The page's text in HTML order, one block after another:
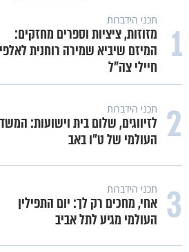
1 תכני הידברות
מזוזות, ציציות וספרים מחזקים:
המיזם שיביא שמירה רוחנית לאלפי
חיילי צה"ל
2 תכני הידברות
לזיווגים, שלום בית וישועות:
העולמי של ט"ו באב
3 תכני הידברות
אחי, מחכים רק לך: יום התפילין
העולמי מגיע לתל אביב